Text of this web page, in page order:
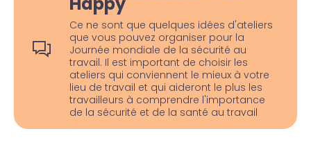
Ce ne sont que quelques idées d'ateliers
que vous pouvez organiser pour la
Journée mondiale de la sécurité au
travail. Il est important de choisir les
ateliers qui conviennent le mieux à votre
lieu de travail et qui aideront le plus les
travailleurs à comprendre l'importance
de la sécurité et de la santé au travail